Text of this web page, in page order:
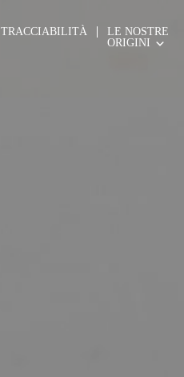
TRACCIABILITÀ
LE NOSTRE
ORIGINI